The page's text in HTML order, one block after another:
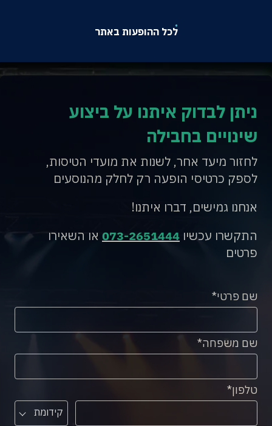
לכל ההופעות באתר
ניתן לבדוק איתנו על ביצוע
שינויים בחבילה
לחזור מיעד אחר, לשנות את מועדי הטיסות,
לספק כרטיסי הופעה רק לחלק מהנוסעים
אנחנו גמישים, דברו איתנו!
התקשרו עכשיו 073-2651444 או השאירו
פרטים
שם פרטי
שם משפחה
טלפון
קידומת